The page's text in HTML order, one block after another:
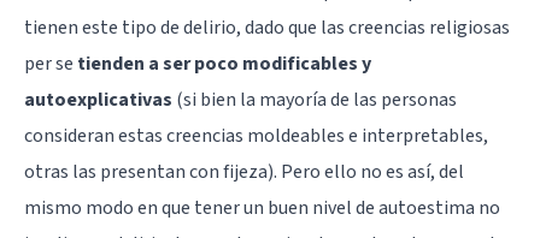
tienen este tipo de delirio, dado que las creencias religiosas
per se tienden a ser poco modificables y
autoexplicativas (si bien la mayoría de las personas
consideran estas creencias moldeables e interpretables,
otras las presentan con fijeza). Pero ello no es así, del
mismo modo en que tener un buen nivel deautoestima no